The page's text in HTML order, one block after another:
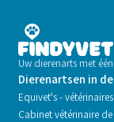
Uw dierenarts met
Dierenartsen in
Equivet's -
Cabinet vétérinaire